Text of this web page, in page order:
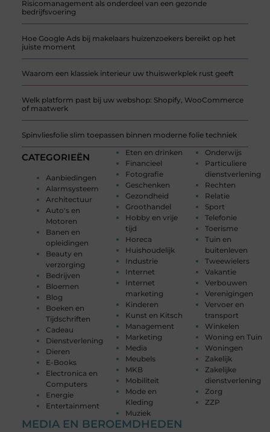
Risicomanagement als onderdeel van een gezonde
bedrijfsvoering
Hoe Google Ads bij makelaars huizenzoekers bereikt op het
juiste moment
Waarom een klassiek interieur uw thuiswerkplek rust geeft
Welk platform past bij uw webshop: Shopify, WooCommerce
of maatwerk
Spinvliesfolie slim toepassen binnen moderne folie techniek
CATEGORIEËN
Aanbiedingen
Alarmsysteem
Architectuur
Auto's en
Motoren
Banen en
opleidingen
Beauty en
verzorging
Bedrijven
Bloemen
Blog
Boeken en
Tijdschriften
Cadeau
Dienstverlening
Dieren
E-Books
Electronica en
Computers
Energie
Entertainment
Eten en drinken
Financieel
Fotografie
Geschenken
Gezondheid
Groothandel
Hobby en vrije
tijd
Horeca
Huishoudelijk
Industrie
Internet
Internet
marketing
Kinderen
Kunst en Kitsch
Management
Marketing
Media
Meubels
MKB
Mobiliteit
Mode en
Kleding
Muziek
Onderwijs
Particuliere
dienstverlening
Rechten
Relatie
Sport
Telefonie
Toerisme
Tuin en
buitenleven
Tweewielers
Vakantie
Verbouwen
Verenigingen
Vervoer en
transport
Winkelen
Woning en Tuin
Woningen
Zakelijk
Zakelijke
dienstverlening
Zorg
ZZP
MEDIA EN BEROEMDHEDEN